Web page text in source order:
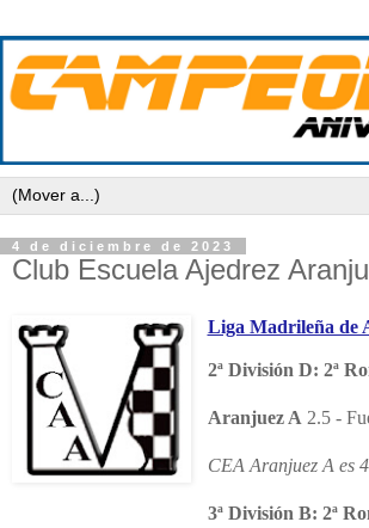
4 de diciembre de 2023
Club Escuela Ajedrez
Liga Madrileña de
2ª División D: 2ª
Aranjuez A 2.5 -
CEA Aranjuez A es
3ª División B: 2ª